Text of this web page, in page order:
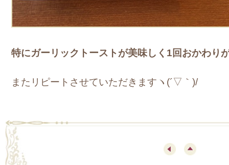
特にガーリックトーストが美味しく1回おかわり
またリピートさせていただきますヽ(´▽｀)/